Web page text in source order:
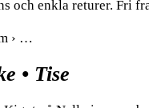
och enkla returer. Fri
› …
• Tise